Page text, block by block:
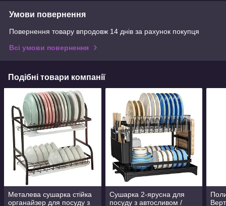
Умови повернення
Повернення товару впродовж 14 днів за рахунок покупця
Всі умови повернення
Подібні товари компанії
Металева сушарка стійка
органайзер для посуду з
Сушарка 2-ярусна для
посуду з автосливом /